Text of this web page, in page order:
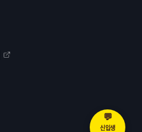
💬
신입생